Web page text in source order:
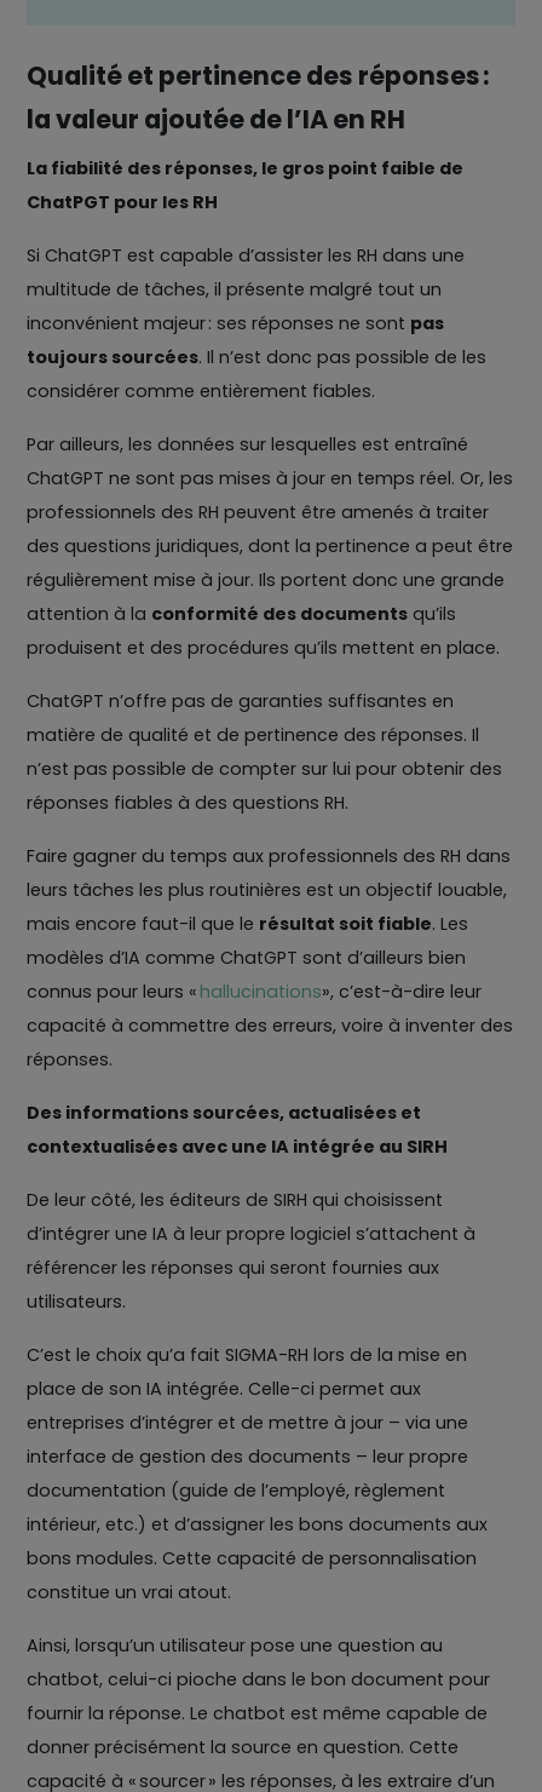
Qualité et pertinence des réponses :
la valeur ajoutée de l’IA en RH
La fiabilité des réponses, le gros point faible de
ChatPGT pour les RH
Si ChatGPT est capable d’assister les RH dans une
multitude de tâches, il présente malgré tout un
inconvénient majeur : ses réponses ne sont pas
toujours sourcées. Il n’est donc pas possible de les
considérer comme entièrement fiables.
Par ailleurs, les données sur lesquelles est entraîné
ChatGPT ne sont pas mises à jour en temps réel. Or, les
professionnels des RH peuvent être amenés à traiter
des questions juridiques, dont la pertinence a peut être
régulièrement mise à jour. Ils portent donc une grande
attention à la conformité des documents qu’ils
produisent et des procédures qu’ils mettent en place.
ChatGPT n’offre pas de garanties suffisantes en
matière de qualité et de pertinence des réponses. Il
n’est pas possible de compter sur lui pour obtenir des
réponses fiables à des questions RH.
Faire gagner du temps aux professionnels des RH dans
leurs tâches les plus routinières est un objectif louable,
mais encore faut-il que le résultat soit fiable. Les
modèles d’IA comme ChatGPT sont d’ailleurs bien
connus pour leurs « hallucinations», c’est-à-dire leur
capacité à commettre des erreurs, voire à inventer des
réponses.
Des informations sourcées, actualisées et
contextualisées avec une IA intégrée au SIRH
De leur côté, les éditeurs de SIRH qui choisissent
d’intégrer une IA à leur propre logiciel s’attachent à
référencer les réponses qui seront fournies aux
utilisateurs.
C’est le choix qu’a fait SIGMA-RH lors de la mise en
place de son IA intégrée. Celle-ci permet aux
entreprises d’intégrer et de mettre à jour – via une
interface de gestion des documents – leur propre
documentation (guide de l’employé, règlement
intérieur, etc.) et d’assigner les bons documents aux
bons modules. Cette capacité de personnalisation
constitue un vrai atout.
Ainsi, lorsqu’un utilisateur pose une question au
chatbot, celui-ci pioche dans le bon document pour
fournir la réponse. Le chatbot est même capable de
donner précisément la source en question. Cette
capacité à « sourcer » les réponses, à les extraire d’un